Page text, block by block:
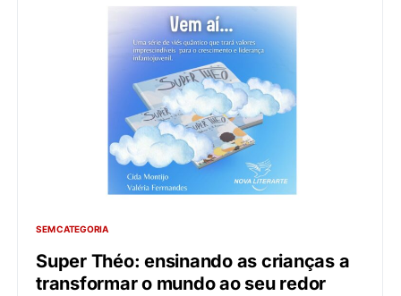
SEM CATEGORIA
Super Théo: ensinando as crianças a
transformar o mundo ao seu redor